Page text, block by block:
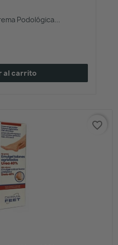
Podológica...
al carrito
favorite_border